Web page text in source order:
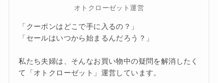
オトクローゼット運営
「クーポンはどこで手に入るの？」
「セールはいつから始まるんだろう？」
私たち夫婦は、そんなお買い物中の疑問を解消したく
て「オトクローゼット」運営しています。